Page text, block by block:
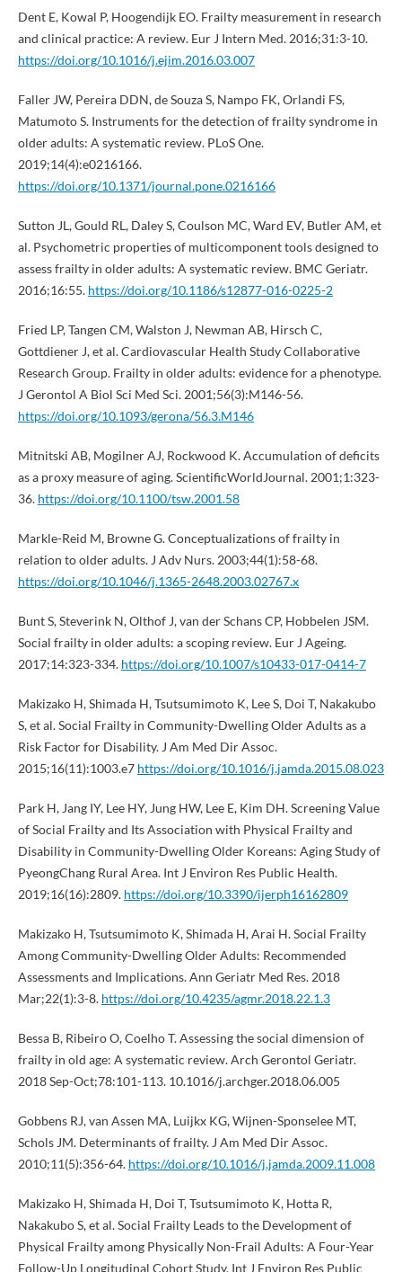
Dent E, Kowal P, Hoogendijk EO. Frailty measurement in research
and clinical practice: A review. Eur J Intern Med. 2016;31:3-10.
https://doi.org/10.1016/j.ejim.2016.03.007
Faller JW, Pereira DDN, de Souza S, Nampo FK, Orlandi FS,
Matumoto S. Instruments for the detection of frailty syndrome in
older adults: A systematic review. PLoS One.
2019;14(4):e0216166.
https://doi.org/10.1371/journal.pone.0216166
Sutton JL, Gould RL, Daley S, Coulson MC, Ward EV, Butler AM, et
al. Psychometric properties of multicomponent tools designed to
assess frailty in older adults: A systematic review. BMC Geriatr.
2016;16:55. https://doi.org/10.1186/s12877-016-0225-2
Fried LP, Tangen CM, Walston J, Newman AB, Hirsch C,
Gottdiener J, et al. Cardiovascular Health Study Collaborative
Research Group. Frailty in older adults: evidence for a phenotype.
J Gerontol A Biol Sci Med Sci. 2001;56(3):M146-56.
https://doi.org/10.1093/gerona/56.3.M146
Mitnitski AB, Mogilner AJ, Rockwood K. Accumulation of deficits
as a proxy measure of aging. ScientificWorldJournal. 2001;1:323-
36. https://doi.org/10.1100/tsw.2001.58
Markle-Reid M, Browne G. Conceptualizations of frailty in
relation to older adults. J Adv Nurs. 2003;44(1):58-68.
https://doi.org/10.1046/j.1365-2648.2003.02767.x
Bunt S, Steverink N, Olthof J, van der Schans CP, Hobbelen JSM.
Social frailty in older adults: a scoping review. Eur J Ageing.
2017;14:323-334. https://doi.org/10.1007/s10433-017-0414-7
Makizako H, Shimada H, Tsutsumimoto K, Lee S, Doi T, Nakakubo
S, et al. Social Frailty in Community-Dwelling Older Adults as a
Risk Factor for Disability. J Am Med Dir Assoc.
2015;16(11):1003.e7 https://doi.org/10.1016/j.jamda.2015.08.023
Park H, Jang IY, Lee HY, Jung HW, Lee E, Kim DH. Screening Value
of Social Frailty and Its Association with Physical Frailty and
Disability in Community-Dwelling Older Koreans: Aging Study of
PyeongChang Rural Area. Int J Environ Res Public Health.
2019;16(16):2809. https://doi.org/10.3390/ijerph16162809
Makizako H, Tsutsumimoto K, Shimada H, Arai H. Social Frailty
Among Community-Dwelling Older Adults: Recommended
Assessments and Implications. Ann Geriatr Med Res. 2018
Mar;22(1):3-8. https://doi.org/10.4235/agmr.2018.22.1.3
Bessa B, Ribeiro O, Coelho T. Assessing the social dimension of
frailty in old age: A systematic review. Arch Gerontol Geriatr.
2018 Sep-Oct;78:101-113. 10.1016/j.archger.2018.06.005
Gobbens RJ, van Assen MA, Luijkx KG, Wijnen-Sponselee MT,
Schols JM. Determinants of frailty. J Am Med Dir Assoc.
2010;11(5):356-64. https://doi.org/10.1016/j.jamda.2009.11.008
Makizako H, Shimada H, Doi T, Tsutsumimoto K, Hotta R,
Nakakubo S, et al. Social Frailty Leads to the Development of
Physical Frailty among Physically Non-Frail Adults: A Four-Year
Follow-Up Longitudinal Cohort Study. Int J Environ Res Public